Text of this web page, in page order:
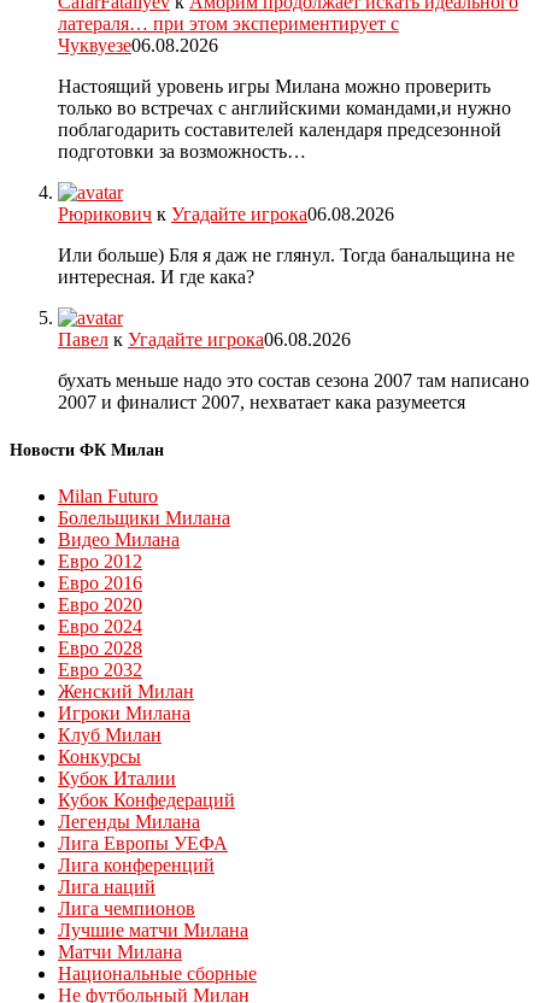
латераля… при этом экспериментирует с
Чуквуезе06.08.2026
Настоящий уровень игры Милана можно проверить
только во встречах с английскими командами,и нужно
поблагодарить составителей календаря предсезонной
подготовки за возможность…
Рюрикович к Угадайте игрока06.08.2026
Или больше) Бля я даж не глянул. Тогда банальщина не
интересная. И где кака?
Павел к Угадайте игрока06.08.2026
бухать меньше надо это состав сезона 2007 там написано
2007 и финалист 2007, нехватает кака разумеется
Новости ФК Милан
Milan Futuro
Болельщики Милана
Видео Милана
Евро 2012
Евро 2016
Евро 2020
Евро 2024
Евро 2028
Евро 2032
Женский Милан
Игроки Милана
Клуб Милан
Конкурсы
Кубок Италии
Кубок Конфедераций
Легенды Милана
Лига Европы УЕФА
Лига конференций
Лига наций
Лига чемпионов
Лучшие матчи Милана
Матчи Милана
Национальные сборные
Не футбольный Милан